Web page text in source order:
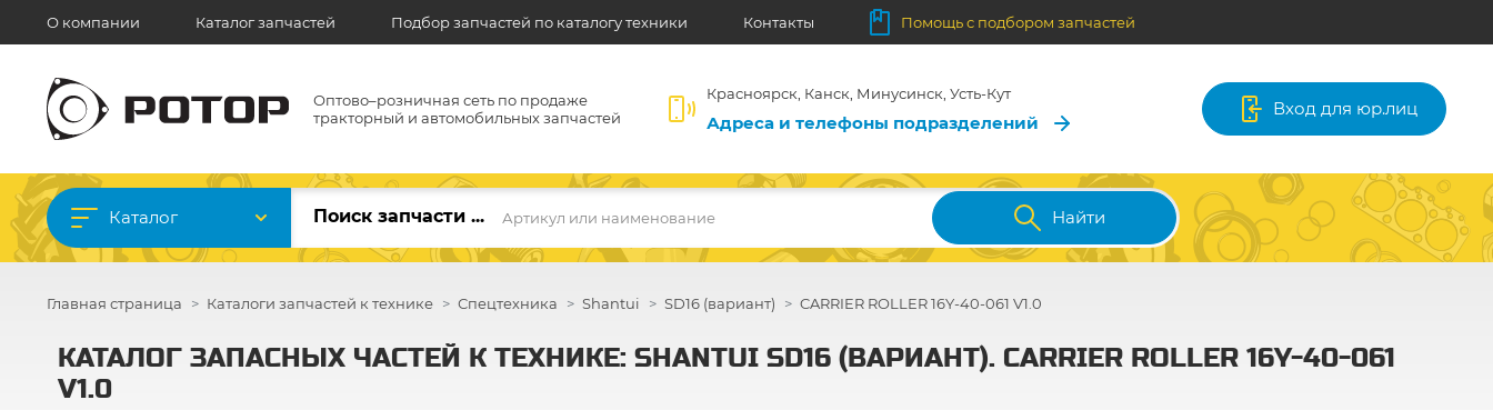
О компании Каталог запчастей Подбор запчастей по каталогу техники Контакты Помощь с подбором запчастей
Оптово–розничная сеть по продаже
тракторный и автомобильных запчастей
Красноярск, Канск, Минусинск, Усть-Кут
Адреса и телефоны подразделений
Вход для юр.лиц
Каталог Артикул или наименование Найти
Главная страница Каталоги запчастей к технике Спецтехника Shantui SD16 (вариант) CARRIER ROLLER 16Y-40-061 V1.0
КАТАЛОГ ЗАПАСНЫХ ЧАСТЕЙ К ТЕХНИКЕ: SHANTUI SD16 (ВАРИАНТ). CARRIER ROLLER 16Y-40-061
V1.0